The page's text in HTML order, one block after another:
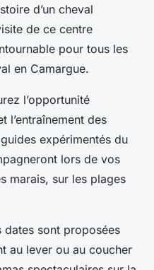
d’un cheval
de ce centre
pour tous les
en Camargue.
l’opportunité
l’entraînement des
expérimentés du
lors de vos
marais, sur les plages
dates sont proposées
au lever ou au coucher